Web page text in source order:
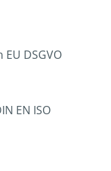
DSGVO
EN ISO